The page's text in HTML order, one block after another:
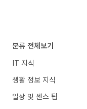
분류 전체보기
IT 지식
생활 정보 지식
일상 및 센스 팁